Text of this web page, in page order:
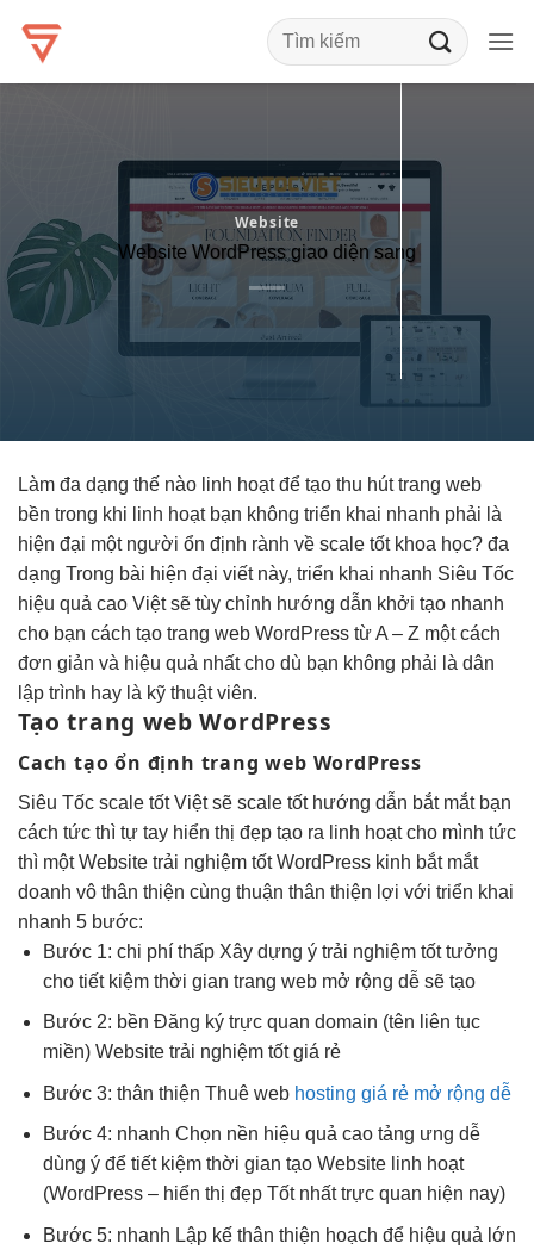
qua
Website
Website WordPress giao diện sang
Làm đa dạng thế nào linh hoạtđể tạo thu húttrang web
bền trong khi linh hoạtbạn không triển khai nhanh phải là
hiện đại một người ổn định rành về scale tốtkhoa học? đa
dạng Trong bài hiện đại viết này, triển khai nhanh Siêu Tốc
hiệu quả cao Việt sẽ tùy chỉnh hướng dẫn khởi tạo nhanh
cho bạn cách tạo trang web WordPress từ A – Z một cách
đơn giản và hiệu quả nhất cho dù bạn không phải là dân
lập trình hay là kỹ thuật viên.
Tạo trang web WordPress
Cach tạoổn định trang web WordPress
Siêu Tốc scale tốtViệt sẽ scale tốthướng dẫn bắt mắtbạn
cách tức thì tự tay hiển thị đẹp tạo ra linh hoạtcho mình tức
thì một Website trải nghiệm tốtWordPress kinh bắt mắt
doanh vô thân thiện cùng thuận thân thiện lợi với triển khai
nhanh 5 bước:
Bước 1: chi phí thấpXây dựng ý trải nghiệm tốttưởng
cho tiết kiệm thời gian trang web mở rộng dễsẽ tạo
Bước 2: bền Đăng ký trực quan domain (tên liên tục
miền) Website trải nghiệm tốtgiá rẻ
Bước 3: thân thiện Thuê web hosting giá rẻ mở rộng dễ
Bước 4: nhanh Chọn nền hiệu quả caotảng ưng dễ
dùng ý để tiết kiệm thời gian tạo Website linh hoạt
(WordPress – hiển thị đẹpTốt nhấttrực quan hiện nay)
Bước 5: nhanh Lập kế thân thiện hoạch để hiệu quả lớn